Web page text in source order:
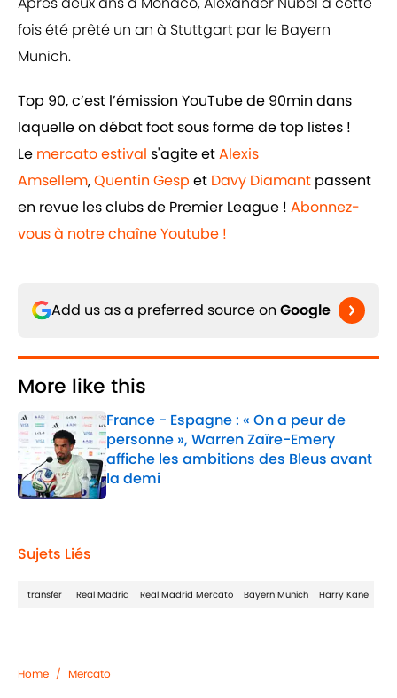
fois été prêté un an à Stuttgart par le Bayern
Munich.
Top 90, c’est l’émission YouTube de 90min dans
laquelle on débat foot sous forme de top listes !
Le mercato estival s'agite etAlexis
Amsellem,Quentin Gesp et Davy Diamant passent
en revue les clubs de Premier League ! Abonnez-
vous à notre chaîne Youtube !
Add us as a preferred source on Google
More like this
France - Espagne : « On a peur de
personne », Warren Zaïre-Emery
affiche les ambitions des Bleus avant
la demi
Published by on Invalid Date
Sujets Liés
transfer Real Madrid Real Madrid Mercato Bayern Munich Harry Kane
Home / Mercato